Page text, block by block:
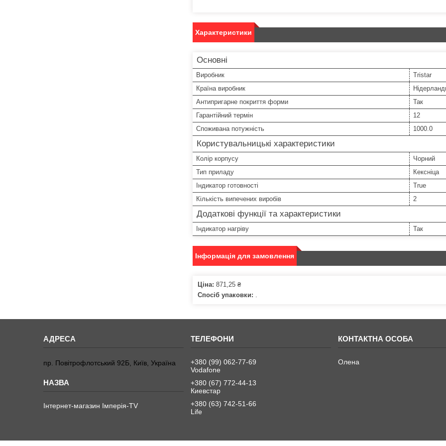
Характеристики
Основні
Виробник
Tristar
Країна виробник
Антипригарне покриття форми
Так
Гарантійний термін
12
Споживана потужність
1000.0
Користувальницькі характеристики
Колір корпусу
Чорний
Тип приладу
Кексніца
Індикатор готовності
True
Кількість випечених виробів
2
Додаткові функції та характеристики
Індикатор нагріву Так
Інформація для замовлення
Ціна: 871,25 ₴
Спосіб упаковки:
пр. Повітрофлотський 92Б, Київ, Україна
Інтернет-магазин Імперія-TV
+380 (99) 062-77-69
Vodafone
+380 (67) 772-44-13
Киевстар
+380 (63) 742-51-66
Life
Олена